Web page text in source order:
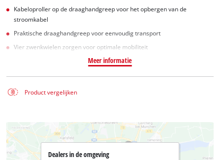
Kabeloproller op de draaghandgreep voor het opbergen van de
stroomkabel
Praktische draaghandgreep voor eenvoudig transport
Vier zwenkwielen zorgen voor optimale mobiliteit
Meer informatie
Product vergelijken
Dealers in de omgeving